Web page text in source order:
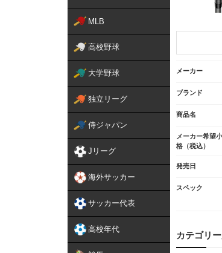
MLB
高校野球
大学野球
独立リーグ
侍ジャパン
Jリーグ
海外サッカー
サッカー代表
高校年代
メーカー
ブランド
商品名
メーカー希望
格（税込）
発売日
スペック
カテゴリ